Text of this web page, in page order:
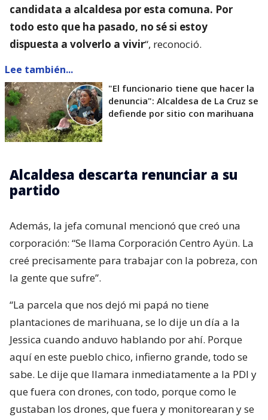
candidata a alcaldesa por esta comuna. Por
todo esto que ha pasado, no sé si estoy
dispuesta a volverlo a vivir“, reconoció.
Lee también...
"El funcionario tiene que hacer la
denuncia": Alcaldesa de La Cruz se
defiende por sitio con marihuana
Alcaldesa descarta renunciar a su
partido
Además, la jefa comunal mencionó que creó una
corporación: “Se llama Corporación Centro Ayün. La
creé precisamente para trabajar con la pobreza, con
la gente que sufre”.
“La parcela que nos dejó mi papá no tiene
plantaciones de marihuana, se lo dije un día a la
Jessica cuando anduvo hablando por ahí. Porque
aquí en este pueblo chico, infierno grande, todo se
sabe. Le dije que llamara inmediatamente a la PDI y
que fuera con drones, con todo, porque como le
gustaban los drones, que fuera y monitorearan y se